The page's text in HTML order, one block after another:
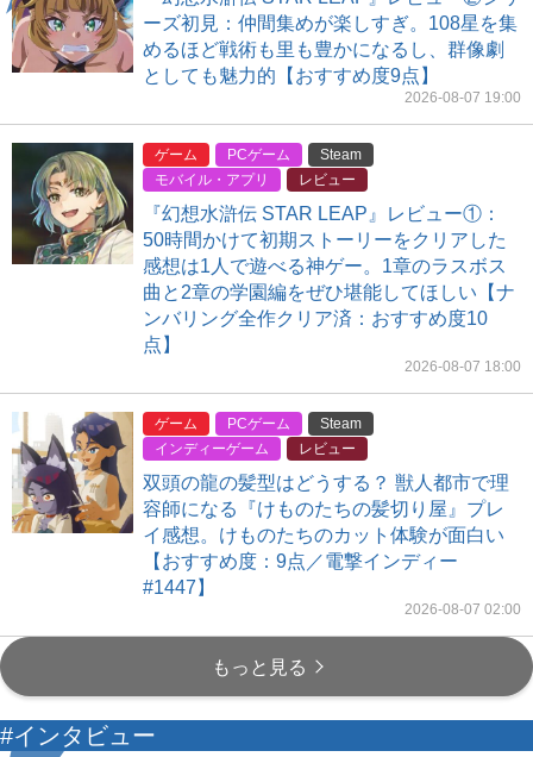
ーズ初見：仲間集めが楽しすぎ。108星を集
めるほど戦術も里も豊かになるし、群像劇
としても魅力的【おすすめ度9点】
2026-08-07 19:00
ゲーム PCゲーム
Steam
モバイル・アプリ
レビュー
『幻想水滸伝 STAR LEAP』レビュー①：
50時間かけて初期ストーリーをクリアした
感想は1人で遊べる神ゲー。1章のラスボス
曲と2章の学園編をぜひ堪能してほしい【ナ
ンバリング全作クリア済：おすすめ度10
点】
2026-08-07 18:00
ゲーム PCゲーム
Steam
インディーゲーム
レビュー
双頭の龍の髪型はどうする？ 獣人都市で理
容師になる『けものたちの髪切り屋』プレ
イ感想。けものたちのカット体験が面白い
【おすすめ度：9点／電撃インディー
#1447】
2026-08-07 02:00
もっと見る
#インタビュー